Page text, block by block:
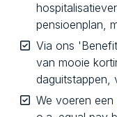
pensioenplan,
Via ons
van mooie
daguitstappen,
We voeren een